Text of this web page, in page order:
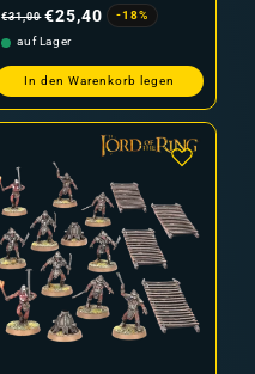
Preis
€31,00 €25,40
-18%
auf Lager
In den Warenkorb legen